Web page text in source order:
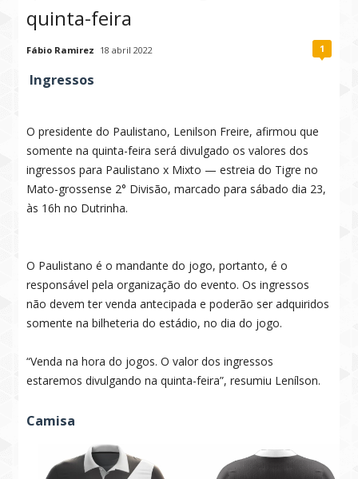
quinta-feira
Fábio Ramirez 18 abril 2022 1
Ingressos
O presidente do Paulistano, Lenilson Freire, afirmou que
somente na quinta-feira será divulgado os valores dos
ingressos para Paulistano x Mixto — estreia do Tigre no
Mato-grossense 2° Divisão, marcado para sábado dia 23,
às 16h no Dutrinha.
O Paulistano é o mandante do jogo, portanto, é o
responsável pela organização do evento. Os ingressos
não devem ter venda antecipada e poderão ser adquiridos
somente na bilheteria do estádio, no dia do jogo.
“Venda na hora do jogos. O valor dos ingressos
estaremos divulgando na quinta-feira”, resumiu Lenílson.
Camisa